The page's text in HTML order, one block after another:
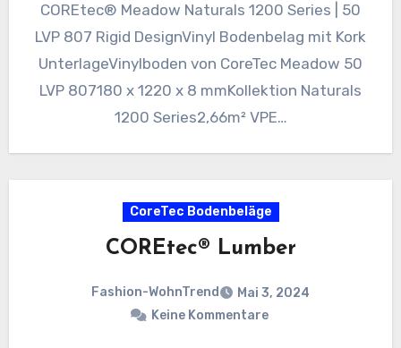
COREtec® Meadow Naturals 1200 Series | 50
LVP 807 Rigid DesignVinyl Bodenbelag mit Kork
UnterlageVinylboden von CoreTec Meadow 50
LVP 807180 x 1220 x 8 mmKollektion Naturals
1200 Series2,66m² VPE…
CoreTec Bodenbeläge
COREtec® Lumber
Fashion-WohnTrend
Mai 3, 2024
Keine Kommentare